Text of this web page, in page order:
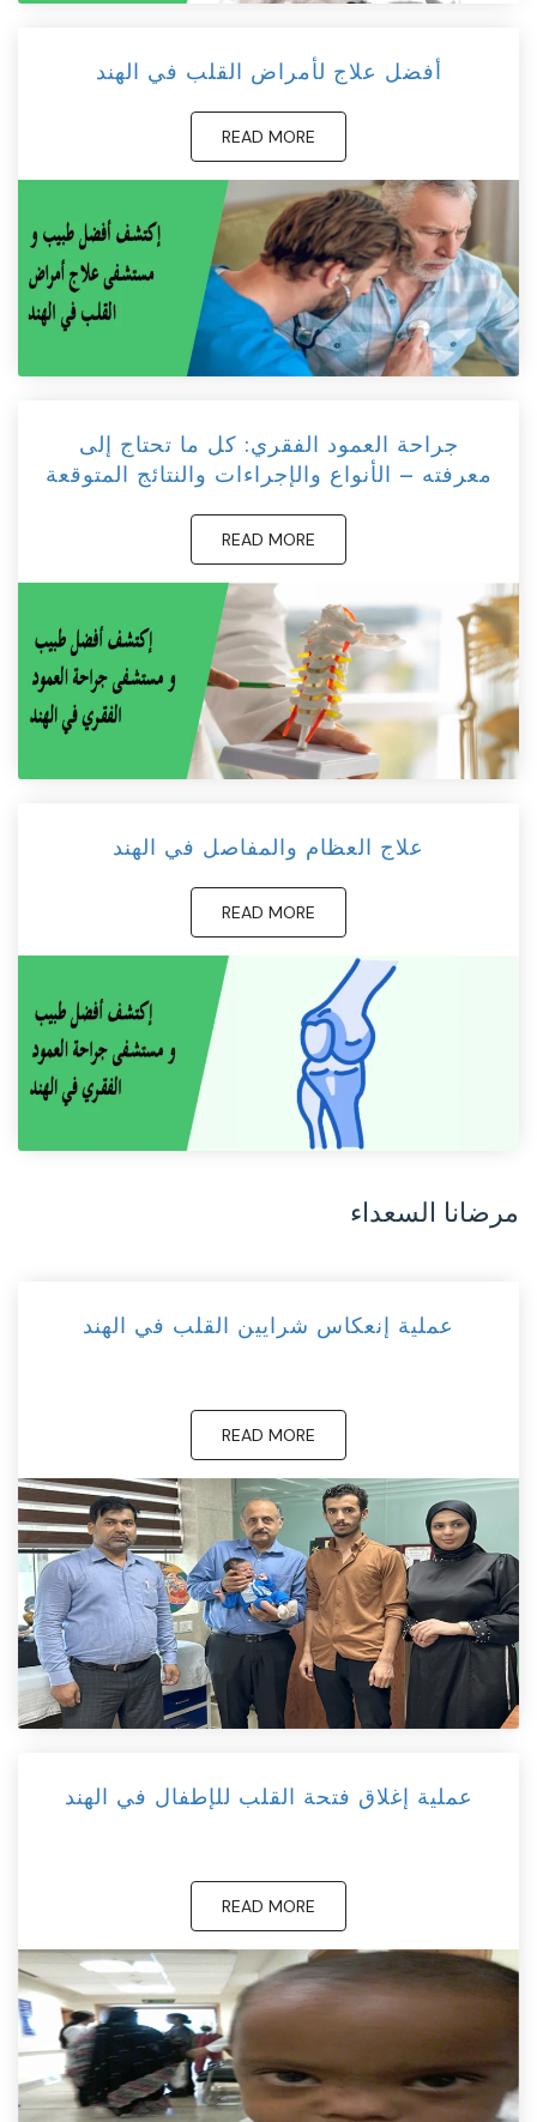
أفضل علاج لأمراض القلب في الهند
READ MORE
جراحة العمود الفقري: كل ما تحتاج إلى
معرفته – الأنواع والإجراءات والنتائج المتوقعة
READ MORE
علاج العظام والمفاصل في الهند
READ MORE
مرضانا السعداء
عملية إنعكاس شرايين القلب في الهند
READ MORE
عملية إغلاق فتحة القلب للإطفال في الهند
READ MORE